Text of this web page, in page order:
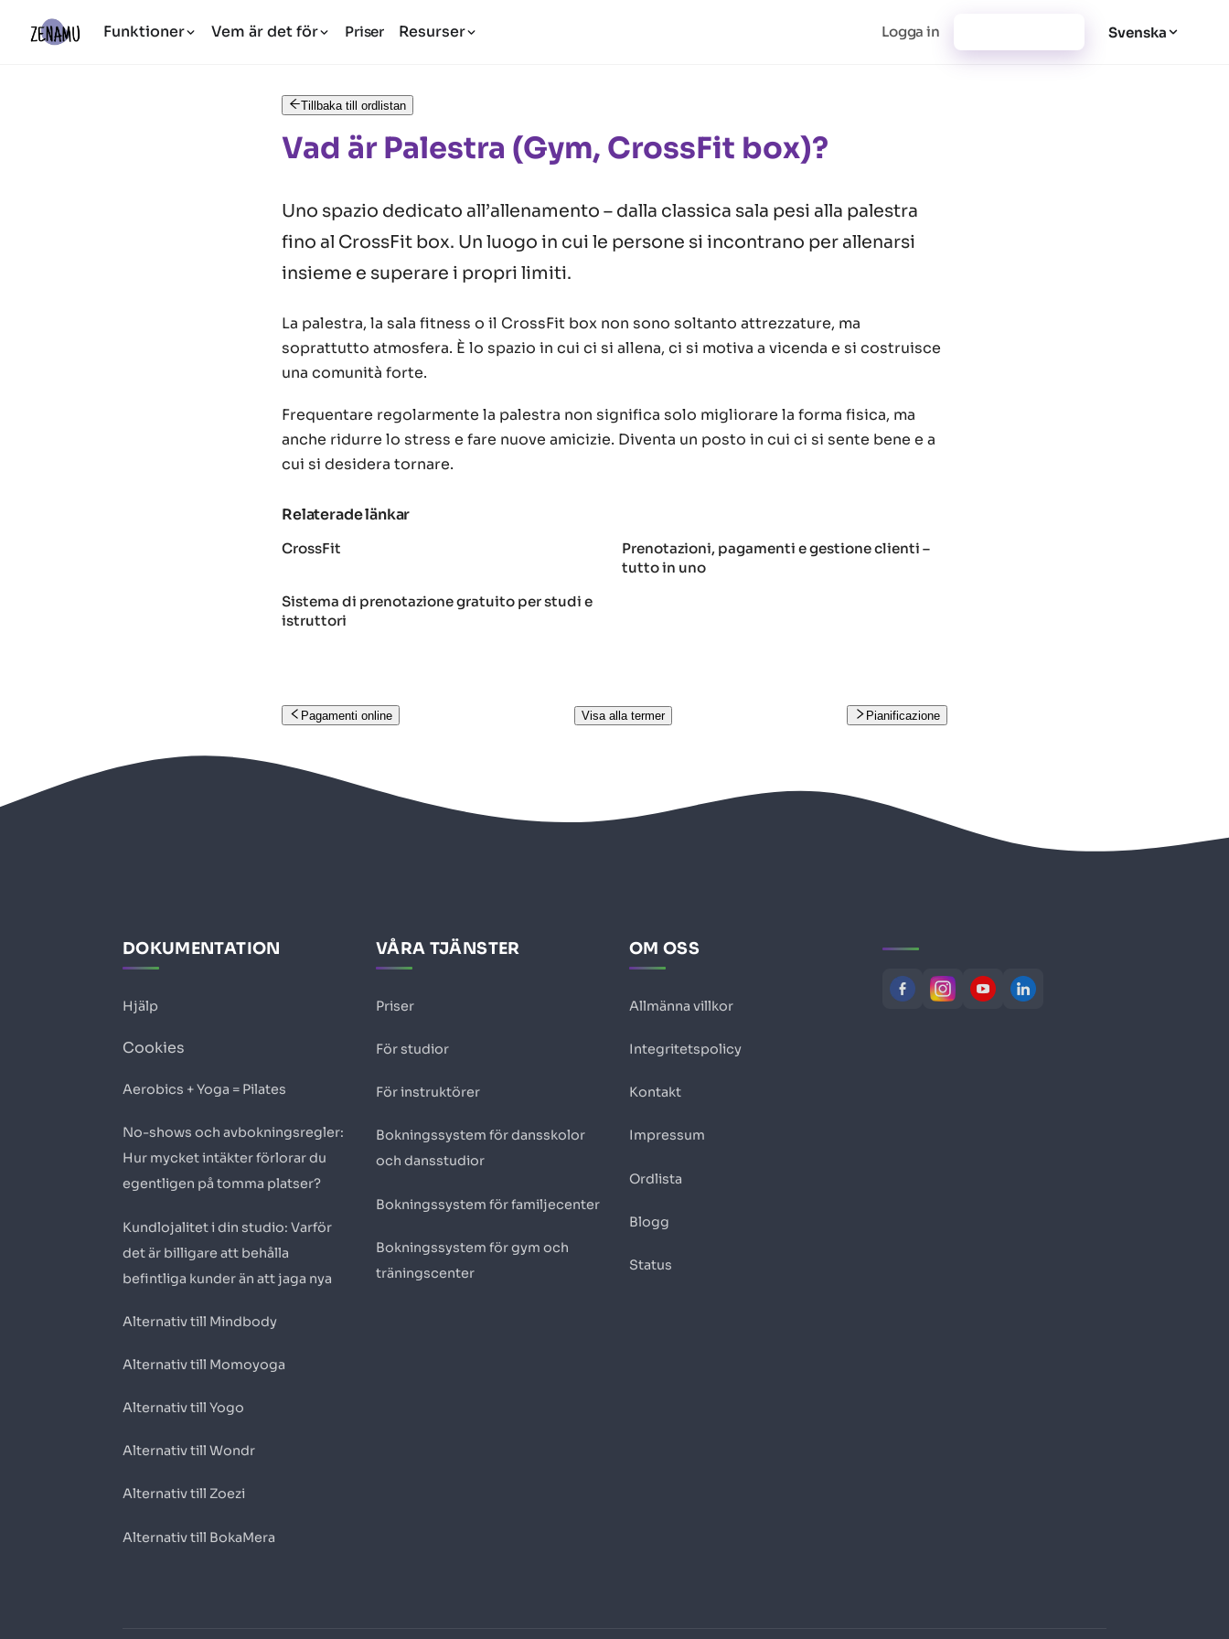
Funktioner Vem är det för Priser Resurser Logga in Svenska
Tillbaka till ordlistan
Vad är Palestra (Gym, CrossFit box)?
Uno spazio dedicato all’allenamento – dalla classica sala pesi alla palestra
fino al CrossFit box. Un luogo in cui le persone si incontrano per allenarsi
insieme e superare i propri limiti.
La palestra, la sala fitness o il CrossFit box non sono soltanto attrezzature, ma
soprattutto atmosfera. È lo spazio in cui ci si allena, ci si motiva a vicenda e si costruisce
una comunità forte.
Frequentare regolarmente la palestra non significa solo migliorare la forma fisica, ma
anche ridurre lo stress e fare nuove amicizie. Diventa un posto in cui ci si sente bene e a
cui si desidera tornare.
Relaterade länkar
CrossFit
Prenotazioni, pagamenti e gestione clienti –
tutto in uno
Sistema di prenotazione gratuito per studi e
istruttori
Pagamenti online Visa alla termer Pianificazione
DOKUMENTATION
Hjälp
Cookies
Aerobics + Yoga = Pilates
No-shows och avbokningsregler:
Hur mycket intäkter förlorar du
egentligen på tomma platser?
Kundlojalitet i din studio: Varför
det är billigare att behålla
befintliga kunder än att jaga nya
Alternativ till Mindbody
Alternativ till Momoyoga
Alternativ till Yogo
Alternativ till Wondr
Alternativ till Zoezi
Alternativ till BokaMera
VÅRA TJÄNSTER
Priser
För studior
För instruktörer
Bokningssystem för dansskolor
och dansstudior
Bokningssystem för familjecenter
Bokningssystem för gym och
träningscenter
OM OSS
Allmänna villkor
Integritetspolicy
Kontakt
Impressum
Ordlista
Blogg
Status